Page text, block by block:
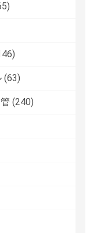
(63)
(240)